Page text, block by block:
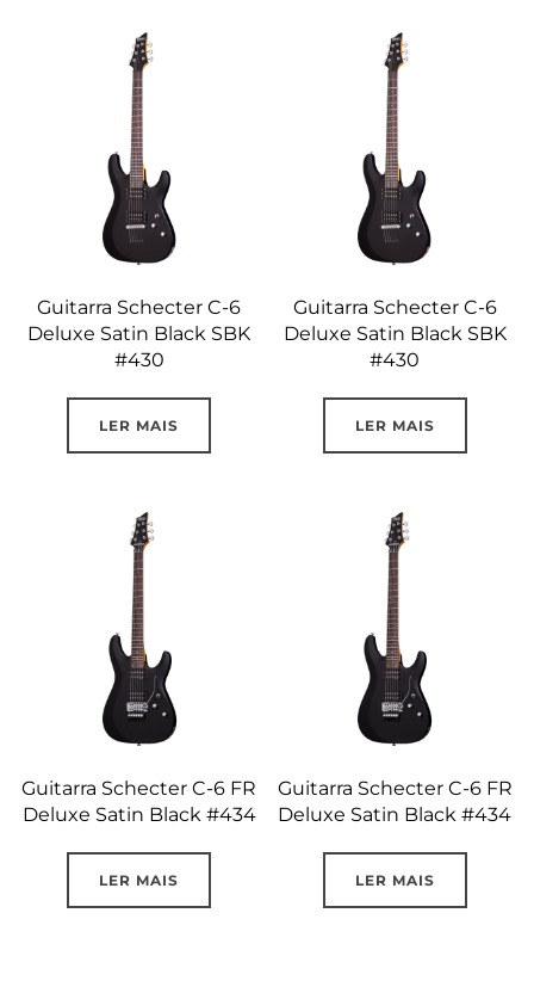
Guitarra Schecter C-6
Deluxe Satin Black SBK
#430
LER MAIS
Guitarra Schecter C-6
Deluxe Satin Black SBK
#430
LER MAIS
Guitarra Schecter C-6 FR
Deluxe Satin Black #434
LER MAIS
Guitarra Schecter C-6 FR
Deluxe Satin Black #434
LER MAIS